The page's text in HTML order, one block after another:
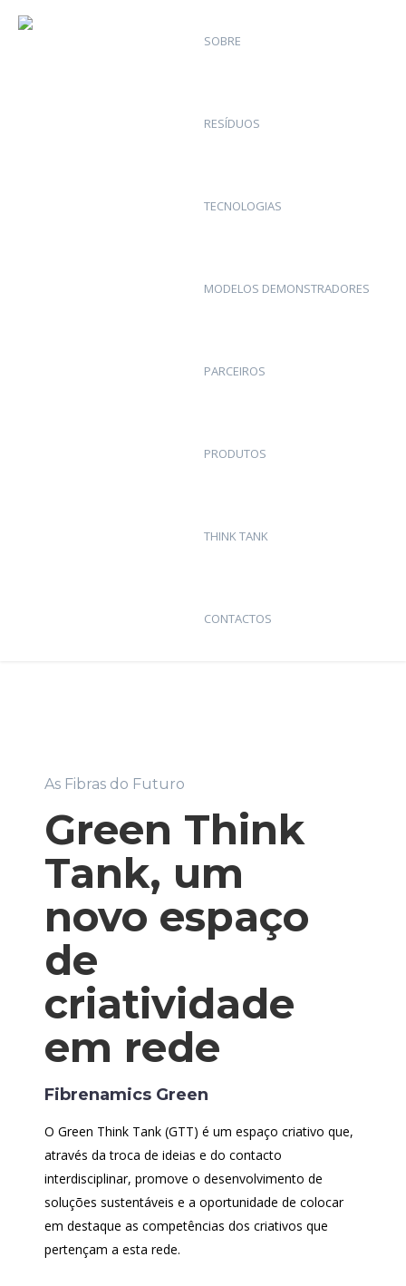
SOBRE
RESÍDUOS
TECNOLOGIAS
MODELOS DEMONSTRADORES
PARCEIROS
PRODUTOS
THINK TANK
CONTACTOS
As Fibras do Futuro
Green Think
Tank, um
novo espaço
de
criatividade
em rede
Fibrenamics Green
O Green Think Tank (GTT) é um espaço criativo que,
através da troca de ideias e do contacto
interdisciplinar, promove o desenvolvimento de
soluções sustentáveis e a oportunidade de colocar
em destaque as competências dos criativos que
pertençam a esta rede.